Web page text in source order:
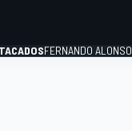
FERNANDO ALONSO